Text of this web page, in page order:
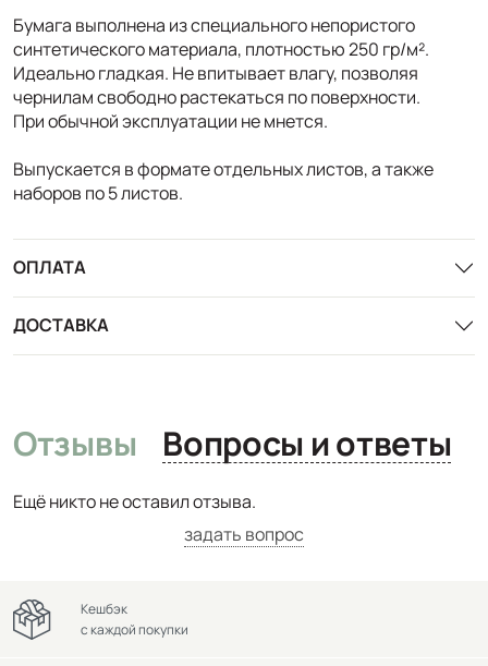
Бумага выполнена из специального непористого
синтетического материала, плотностью 250 гр/м².
Идеально гладкая. Не впитывает влагу, позволяя
чернилам свободно растекаться по поверхности.
При обычной эксплуатации не мнется.
Выпускается в формате отдельных листов, а также
наборов по 5 листов.
ОПЛАТА
ДОСТАВКА
Отзывы Вопросы и ответы
Ещё никто не оставил отзыва.
задать вопрос
Кешбэк
с каждой покупки